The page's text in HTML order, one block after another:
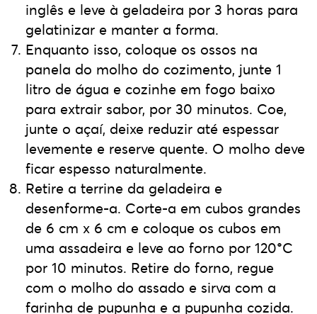
inglês e leve à geladeira por 3 horas para
gelatinizar e manter a forma.
Enquanto isso, coloque os ossos na
panela do molho do cozimento, junte 1
litro de água e cozinhe em fogo baixo
para extrair sabor, por 30 minutos. Coe,
junte o açaí, deixe reduzir até espessar
levemente e reserve quente. O molho deve
ficar espesso naturalmente.
Retire a terrine da geladeira e
desenforme-a. Corte-a em cubos grandes
de 6 cm x 6 cm e coloque os cubos em
uma assadeira e leve ao forno por 120°C
por 10 minutos. Retire do forno, regue
com o molho do assado e sirva com a
farinha de pupunha e a pupunha cozida.